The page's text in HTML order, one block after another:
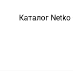
Каталог